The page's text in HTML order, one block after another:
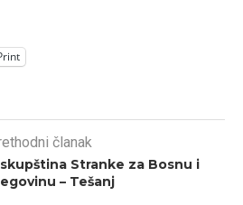
članak
Stranke za Bosnu i
– Tešanj